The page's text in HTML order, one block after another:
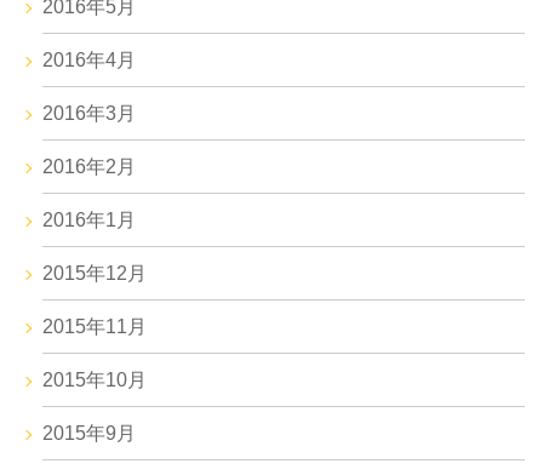
2016年5月
2016年4月
2016年3月
2016年2月
2016年1月
2015年12月
2015年11月
2015年10月
2015年9月